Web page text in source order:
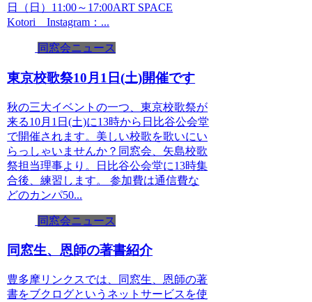
日（日）11:00～17:00ART SPACE
Kotori Instagram：...
同窓会ニュース
東京校歌祭10月1日(土)開催です
秋の三大イベントの一つ、東京校歌祭が
来る10月1日(土)に13時から日比谷公会堂
で開催されます。美しい校歌を歌いにい
らっしゃいませんか？同窓会、矢島校歌
祭担当理事より。日比谷公会堂に13時集
合後、練習します。 参加費は通信費な
どのカンパ50...
同窓会ニュース
同窓生、恩師の著書紹介
豊多摩リンクスでは、同窓生、恩師の著
書をブクログというネットサービスを使